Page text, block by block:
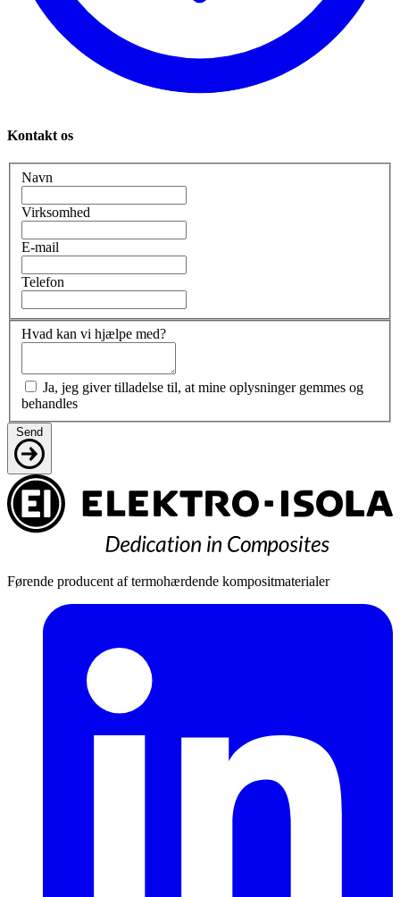
Kontakt os
Navn
Virksomhed
E-mail
Telefon
Hvad kan vi hjælpe med?
Ja, jeg giver tilladelse til, at mine oplysninger gemmes og
behandles
Send
Førende producent af termohærdende kompositmaterialer